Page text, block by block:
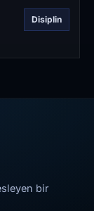
Disiplin
bir